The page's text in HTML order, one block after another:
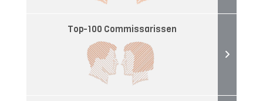
Top-100 Commissarissen